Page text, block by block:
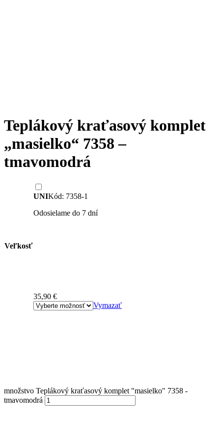
Teplákový kraťasový komplet
„masielko“ 7358 –
tmavomodrá
Veľkosť
UNIKód: 7358-1
Odosielame do 7 dní
35,90 €
Vymazať
množstvo Teplákový kraťasový komplet "masielko" 7358 -
tmavomodrá